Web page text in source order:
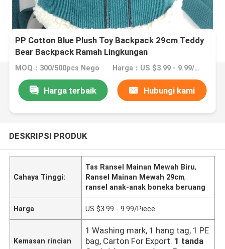
PP Cotton Blue Plush Toy Backpack 29cm Teddy
Bear Backpack Ramah Lingkungan
MOQ：300/500pcs Nego Harga：US $3.99 - 9.99/Piece
Harga terbaik Hubungi kami
DESKRIPSI PRODUK
Cahaya Tinggi:
Tas Ransel Mainan Mewah Biru,
Ransel Mainan Mewah 29cm,
ransel anak-anak boneka beruang
Harga US $3.99 - 9.99/Piece
Kemasan rincian
1 Washing mark, 1 hang tag, 1 PE
bag, Carton For Export. 1 tanda